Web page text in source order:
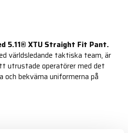
5.11® XTU Straight Fit Pant.
världsledande taktiska team, är
utrustade operatörer med det
bekväma uniformerna på